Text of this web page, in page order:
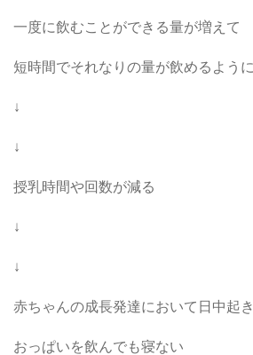
一度に飲むことができる量が増えて
短時間でそれなりの量が飲めるよう
↓
↓
授乳時間や回数が減る
↓
↓
赤ちゃんの成長発達において日中起
おっぱいを飲んでも寝ない